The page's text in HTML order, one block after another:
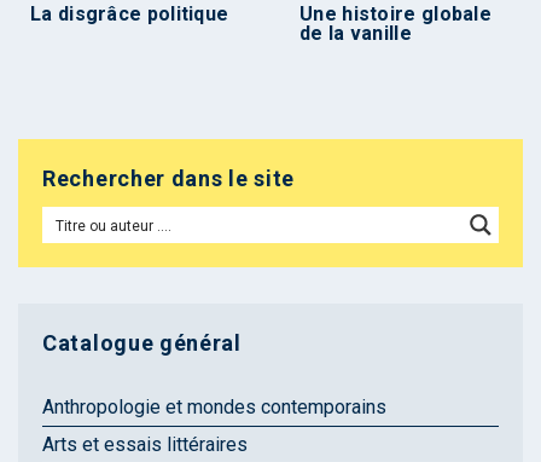
La disgrâce politique
Une histoire globale
de la vanille
Rechercher dans le site
Catalogue général
Anthropologie et mondes contemporains
Arts et essais littéraires